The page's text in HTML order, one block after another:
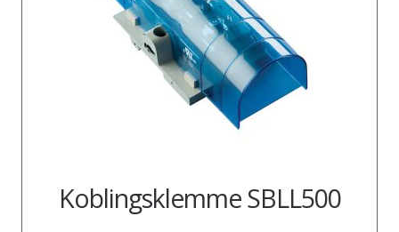
Koblingsklemme SBLL500